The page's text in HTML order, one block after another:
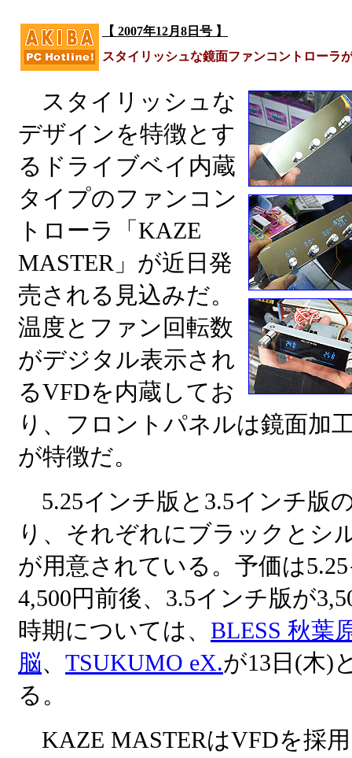
【 2007年12月8日号 】
スタイリッシュな鏡面ファンコントローラ
スタイリッシュな
デザインを特徴とす
るドライブベイ内蔵
タイプのファンコン
トローラ「KAZE
MASTER」が近日発
売される見込みだ。
温度とファン回転数
がデジタル表示され
るVFDを内蔵してお
り、フロントパネルは鏡面加
が特徴だ。
5.25インチ版と3.5インチ版
り、それぞれにブラックとシ
が用意されている。予価は
4,500円前後、3.5インチ版が
時期については、 BLESS 秋葉
脳、 TSUKUMO eX.が13日(木)
る。
KAZE MASTERはVFDを採